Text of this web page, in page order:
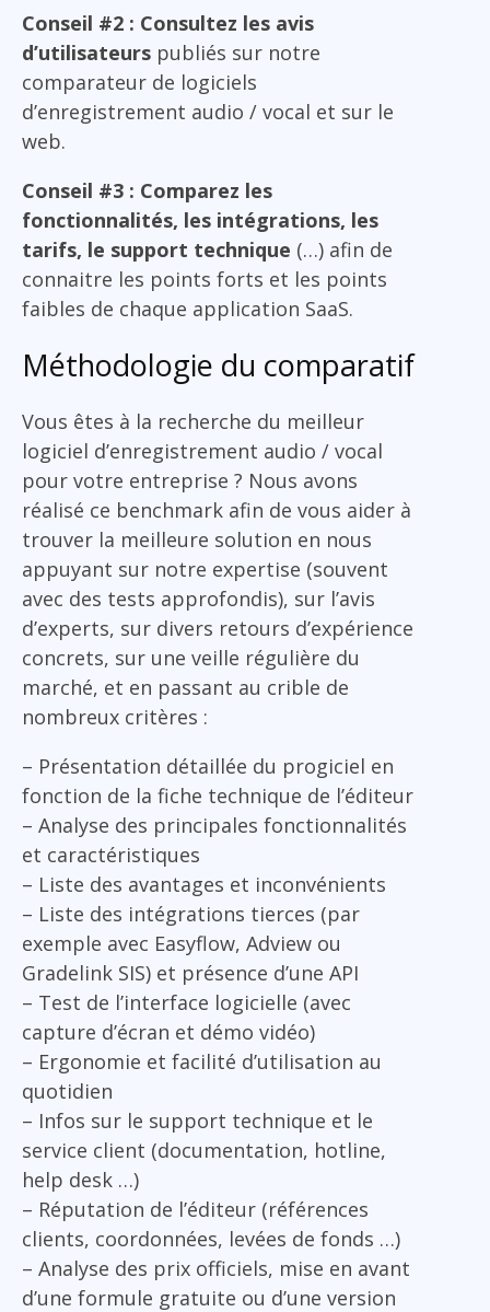
Conseil #2 : Consultez les avis
d’utilisateurs publiés sur notre
comparateur de logiciels
d’enregistrement audio / vocal et sur le
web.
Conseil #3 : Comparez les
fonctionnalités, les intégrations, les
tarifs, le support technique (…) afin de
connaitre les points forts et les points
faibles de chaque application SaaS.
Méthodologie du comparatif
Vous êtes à la recherche du meilleur
logiciel d’enregistrement audio / vocal
pour votre entreprise ? Nous avons
réalisé ce benchmark afin de vous aider à
trouver la meilleure solution en nous
appuyant sur notre expertise (souvent
avec des tests approfondis), sur l’avis
d’experts, sur divers retours d’expérience
concrets, sur une veille régulière du
marché, et en passant au crible de
nombreux critères :
– Présentation détaillée du progiciel en
fonction de la fiche technique de l’éditeur
– Analyse des principales fonctionnalités
et caractéristiques
– Liste des avantages et inconvénients
– Liste des intégrations tierces (par
exemple avec Easyflow, Adview ou
Gradelink SIS) et présence d’une API
– Test de l’interface logicielle (avec
capture d’écran et démo vidéo)
– Ergonomie et facilité d’utilisation au
quotidien
– Infos sur le support technique et le
service client (documentation, hotline,
help desk …)
– Réputation de l’éditeur (références
clients, coordonnées, levées de fonds …)
– Analyse des prix officiels, mise en avant
d’une formule gratuite ou d’une version